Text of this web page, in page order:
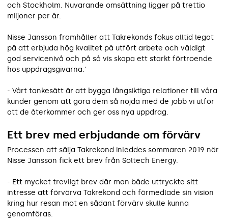
och Stockholm. Nuvarande omsättning ligger på trettio
miljoner per år.
Nisse Jansson framhåller att Takrekonds fokus alltid legat
på att erbjuda hög kvalitet på utfört arbete och väldigt
god servicenivå och på så vis skapa ett starkt förtroende
hos uppdragsgivarna.'
- Vårt tankesätt är att bygga långsiktiga relationer till våra
kunder genom att göra dem så nöjda med de jobb vi utför
att de återkommer och ger oss nya uppdrag.
Ett brev med erbjudande om förvärv
Processen att sälja Takrekond inleddes sommaren 2019 när
Nisse Jansson fick ett brev från Soltech Energy.
- Ett mycket trevligt brev där man både uttryckte sitt
intresse att förvärva Takrekond och förmedlade sin vision
kring hur resan mot en sådant förvärv skulle kunna
genomföras.